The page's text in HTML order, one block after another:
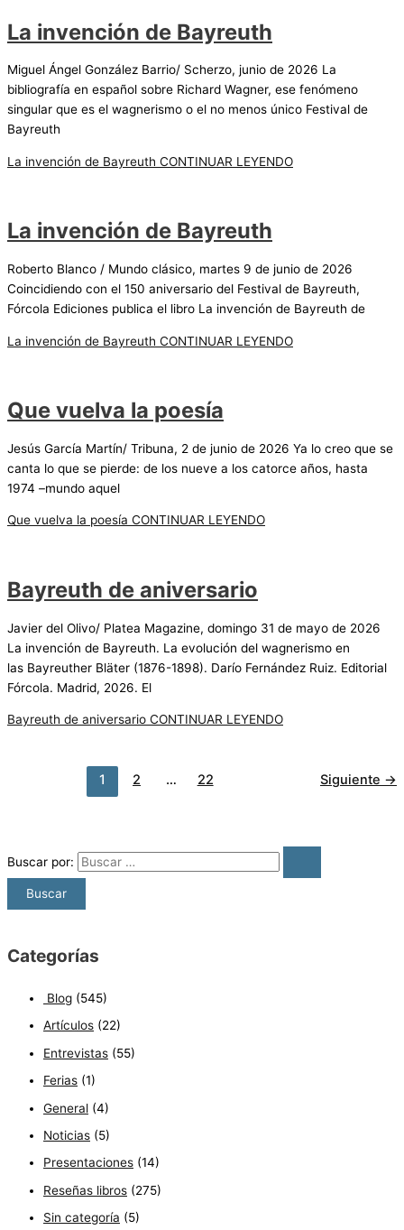
La invención de Bayreuth
Miguel Ángel González Barrio/ Scherzo, junio de 2026 La
bibliografía en español sobre Richard Wagner, ese fenómeno
singular que es el wagnerismo o el no menos único Festival de
Bayreuth
La invención de Bayreuth CONTINUAR LEYENDO
La invención de Bayreuth
Roberto Blanco / Mundo clásico, martes 9 de junio de 2026
Coincidiendo con el 150 aniversario del Festival de Bayreuth,
Fórcola Ediciones publica el libro La invención de Bayreuth de
La invención de Bayreuth CONTINUAR LEYENDO
Que vuelva la poesía
Jesús García Martín/ Tribuna, 2 de junio de 2026 Ya lo creo que se
canta lo que se pierde: de los nueve a los catorce años, hasta
1974 –mundo aquel
Que vuelva la poesía CONTINUAR LEYENDO
Bayreuth de aniversario
Javier del Olivo/ Platea Magazine, domingo 31 de mayo de 2026
La invención de Bayreuth. La evolución del wagnerismo en
las Bayreuther Bläter (1876-1898). Darío Fernández Ruiz. Editorial
Fórcola. Madrid, 2026. El
Bayreuth de aniversario CONTINUAR LEYENDO
1 2 … 22 Siguiente →
Buscar por:
Categorías
Blog (545)
Artículos (22)
Entrevistas (55)
Ferias (1)
General (4)
Noticias (5)
Presentaciones (14)
Reseñas libros (275)
Sin categoría (5)